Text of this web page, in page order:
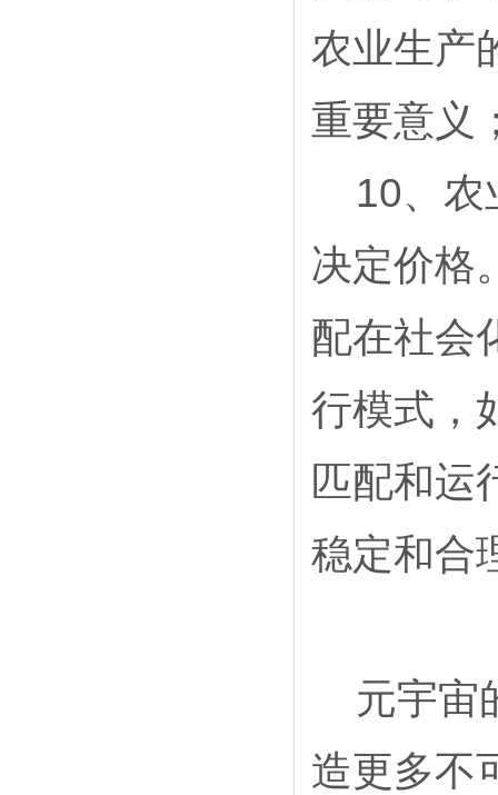
农业生产
重要意义
10、
决定价格
配在社会
行模式，
匹配和运
稳定和合
元宇宙
造更多不